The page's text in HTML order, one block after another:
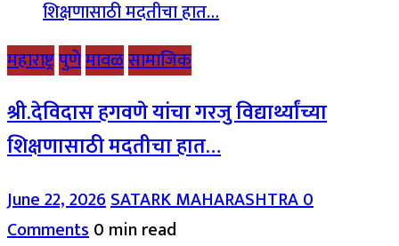
महाराष्ट्रपुणेमावळसामाजिक
श्री.देविदास हगवणे यांचा गरजु विद्यार्थ्यांच्या
शिक्षणासाठी मदतीचा हात…
June 22, 2026SATARK MAHARASHTRA0
Comments0 min read